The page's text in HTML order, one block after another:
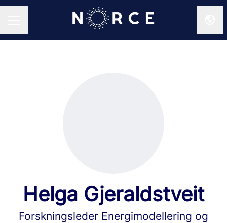
Helga Gjeraldstveit
Forskningsleder Energimodellering og